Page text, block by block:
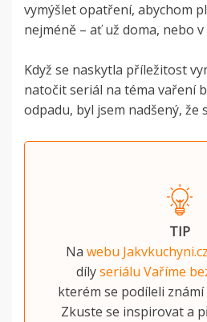
vymýšlet opatření, abychom
nejméně – ať už doma, nebo v
Když se naskytla příležitost
natočit seriál na téma vaření
odpadu, byl jsem nadšený, že
TIP
Na webu Jakvkuchyni.cz
dílyseriálu Vaříme
kterém se podíleli známí
Zkuste se inspirovat a